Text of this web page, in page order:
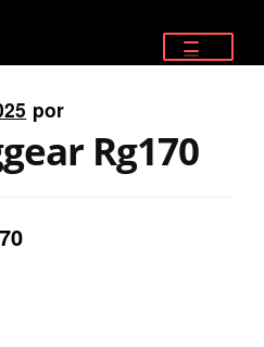
por
Rg170